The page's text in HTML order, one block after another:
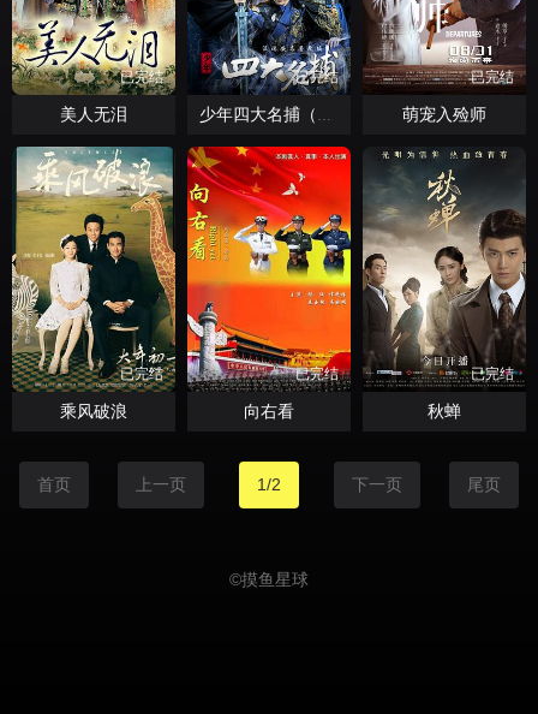
已完结
美人无泪
已完结
少年四大名捕（2015）
已完结
萌宠入殓师
已完结
乘风破浪
已完结
向右看
已完结
秋蝉
首页 上一页 1/2 下一页 尾页
©摸鱼星球